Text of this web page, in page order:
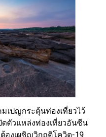
เปญกระตุ้นท่องเที่ยวไว้
ดตัวแหล่งท่องเที่ยวอันซีน
องเผชิญวิกฤติโควิด-19